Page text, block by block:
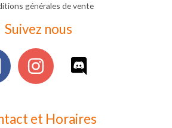
générales de vente
Suivez nous
et Horaires